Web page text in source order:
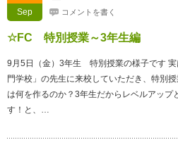
Sep
コメントを書く
☆FC 特別授業～3年生編
9月5日（金）3年生 特別授業の様子です
門学校」の先生に来校していただき、特別
は何を作るのか？3年生だからレベルアップ
す！と、…